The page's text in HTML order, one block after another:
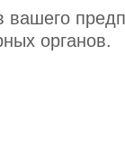
органов.